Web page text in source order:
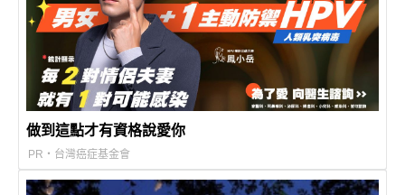
做到這點才有資格說愛你
PR・台灣癌症基金會